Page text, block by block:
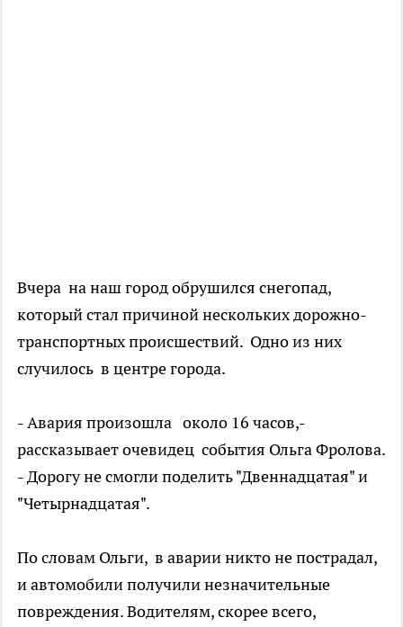
Вчера на наш город обрушился снегопад,
который стал причиной нескольких дорожно-
транспортных происшествий. Одно из них
случилось в центре города.
- Авария произошла около 16 часов,-
рассказывает очевидец события Ольга Фролова.
- Дорогу не смогли поделить "Двеннадцатая" и
"Четырнадцатая".
По словам Ольги, в аварии никто не пострадал,
и автомобили получили незначительные
повреждения. Водителям, скорее всего,